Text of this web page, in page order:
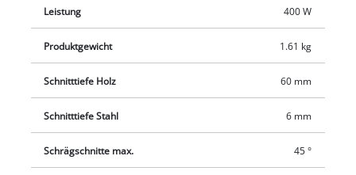
Staubabsaugung.
Leistung 400 W
Produktgewicht 1.61 kg
Schnitttiefe Holz 60 mm
Schnitttiefe Stahl 6 mm
Schrägschnitte max. 45 °